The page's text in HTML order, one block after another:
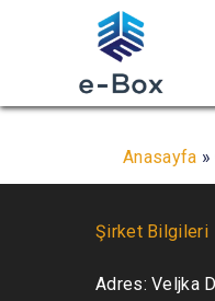
Anasayfa »
Şirket Bilgileri
Adres: Veljka